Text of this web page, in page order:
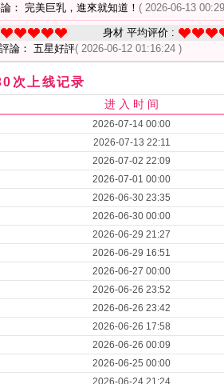
： 完美巨乳，進來就知道！ ( 2026-06-13
身材 平均评价 :
論： 五星好評( 2026-06-12 01:16:24 )
次上线记录
进 入 时 间
2026-07-14 00:00
2026-07-13 22:11
2026-07-02 22:09
2026-07-01 00:00
2026-06-30 23:35
2026-06-30 00:00
2026-06-29 21:27
2026-06-29 16:51
2026-06-27 00:00
2026-06-26 23:52
2026-06-26 23:42
2026-06-26 17:58
2026-06-26 00:09
2026-06-25 00:00
2026-06-24 21:24